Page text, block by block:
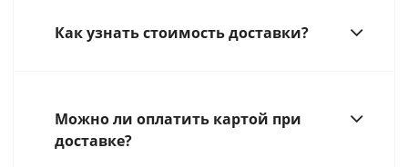
Как узнать стоимость доставки?
Можно ли оплатить картой при
доставке?